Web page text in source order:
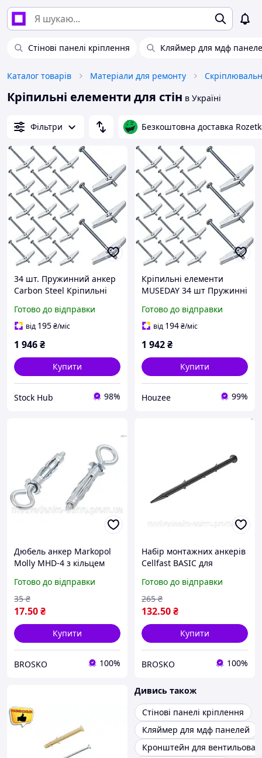
Стінові панелі кріплення Кляймер для мдф
Каталог товарів Матеріали для ремонту
Кріпильні елементи для стін в Україні
Фільтри Безкоштовна доставка
34 шт. Пружинний анкер
Carbon Steel Кріпильні
гіпсокартону та
порожнистих стін
Готово до відправки
від 195₴/міс
1 946₴
Купити
Stock Hub 98%
Кріпильні елементи
MUSEDAY 34 шт Пружинні
гіпсокартону та
пустотілих стін
Готово до відправки
від 194₴/міс
1 942₴
Купити
Houzee 99%
Дюбель анкер Markopol
Molly MHD-4 з кільцем
стелі надійне з'єднання
Готово до відправки
17.50₴
35 ₴
Купити
BROSKO 100%
Набір монтажних анкерів
Cellfast BASIC для
встановлення 10 штук
надійні кріплення для
стін і стель
Готово до відправки
132.50₴
265 ₴
Купити
BROSKO 100%
Дивись також
Стінові панелі кріплення
Кляймер для мдф панелей
Кронштейн для